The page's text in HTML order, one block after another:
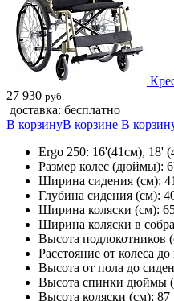
27 930 руб.
доставка: бесплатно
В корзинуВ корзине В
Ergo 250: 16'(41см), 18'
Размер колес (дюймы):
Ширина сидения (см):
Глубина сидения (см):
Ширина коляски (см):
Ширина коляски в
Высота подлокотников
Расстояние от колеса
Высота от пола до
Высота спинки дюймы
Высота коляски (см): 87